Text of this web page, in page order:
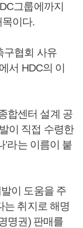
그룹에까지
이다.
구협회 사유
서 HDC의 이
합센터 설계 공
이 직접 수령한
’라는 이름이 붙
이 도움을 주
는 취지로 해명
명권) 판매를